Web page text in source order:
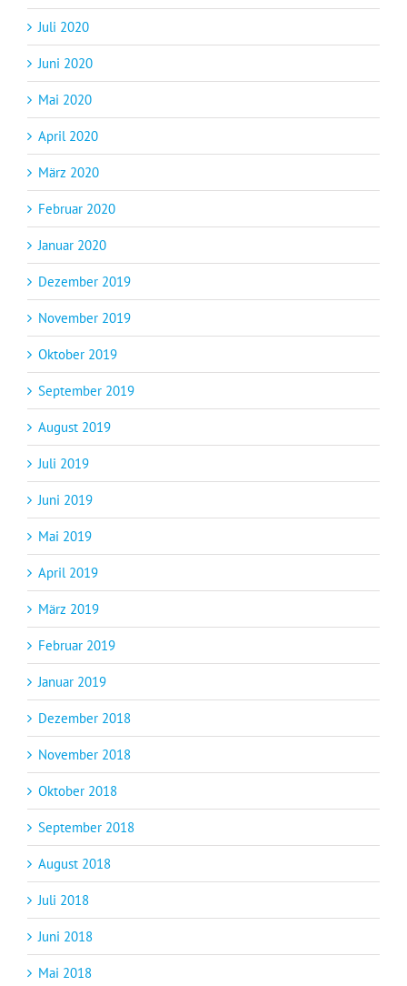
Juli 2020
Juni 2020
Mai 2020
April 2020
März 2020
Februar 2020
Januar 2020
Dezember 2019
November 2019
Oktober 2019
September 2019
August 2019
Juli 2019
Juni 2019
Mai 2019
April 2019
März 2019
Februar 2019
Januar 2019
Dezember 2018
November 2018
Oktober 2018
September 2018
August 2018
Juli 2018
Juni 2018
Mai 2018